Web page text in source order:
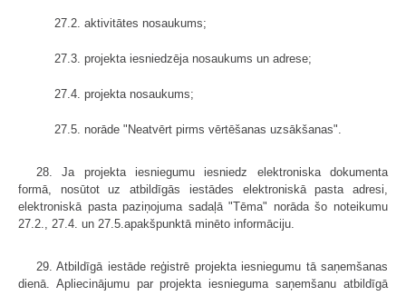
27.2. aktivitātes nosaukums;
27.3. projekta iesniedzēja nosaukums un adrese;
27.4. projekta nosaukums;
27.5. norāde "Neatvērt pirms vērtēšanas uzsākšanas".
28. Ja projekta iesniegumu iesniedz elektroniska dokumenta
formā, nosūtot uz atbildīgās iestādes elektroniskā pasta adresi,
elektroniskā pasta paziņojuma sadaļā "Tēma" norāda šo noteikumu
27.2., 27.4. un 27.5.apakšpunktā minēto informāciju.
29. Atbildīgā iestāde reģistrē projekta iesniegumu tā saņemšanas
dienā. Apliecinājumu par projekta iesnieguma saņemšanu atbildīgā